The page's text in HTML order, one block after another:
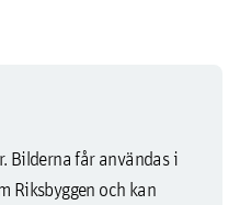
Bilderna får användas i
Riksbyggen och kan